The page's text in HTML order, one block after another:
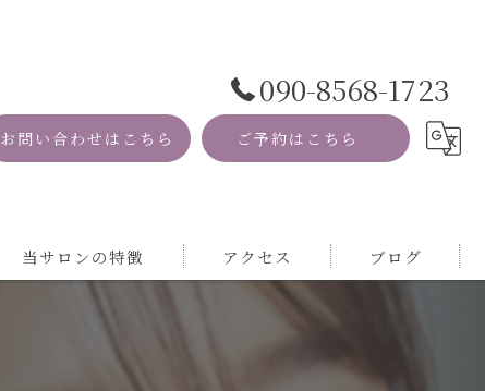
090-8568-1723
お問い合わせはこちら ご予約はこちら
当サロンの特徴 アクセス ブログ